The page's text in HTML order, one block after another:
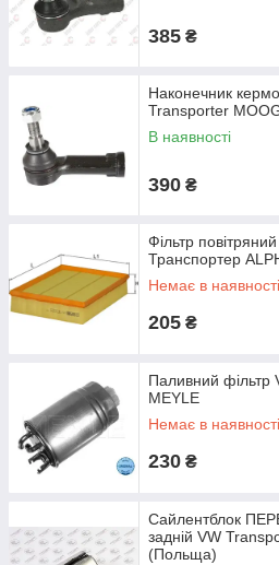
385 ₴
Наконечник
Transporter
В наявності
390 ₴
Фільтр
Транспортер
Немає в наявності
205 ₴
Паливний фільтр
MEYLE
Немає в наявності
230 ₴
Сайлентблок
задній VW
(Польща)